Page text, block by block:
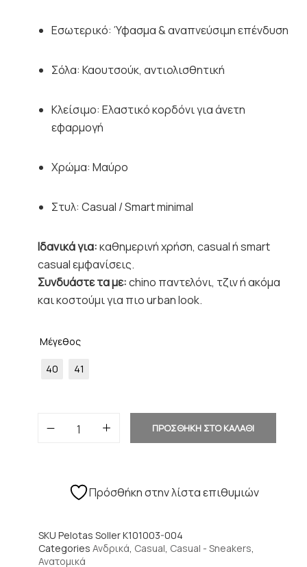
Εσωτερικό: Ύφασμα & αναπνεύσιμη επένδυση
Σόλα: Καουτσούκ, αντιολισθητική
Κλείσιμο: Ελαστικό κορδόνι για άνετη
εφαρμογή
Χρώμα: Μαύρο
Στυλ: Casual / Smart minimal
Ιδανικά για:καθημερινή χρήση, casual ή smart
casual εμφανίσεις.
Συνδυάστε τα με:chino παντελόνι, τζιν ή ακόμα
και κοστούμι για πιο urban look.
Μέγεθος
40 41
ΠΡΟΣΘΗΚΗ ΣΤΟ ΚΑΛΑΘΙ
Πρόσθήκη στην λίστα επιθυμιών
SKU Pelotas Soller K101003-004
Categories Ανδρικά, Casual, Casual - Sneakers,
Ανατομικά